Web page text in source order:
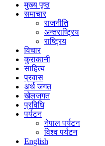
मुख्य पृष्ठ
समाचार
राजनीति
अन्तराष्ट्रिय
राष्ट्रिय
विचार
कुराकानी
साहित्य
प्रवास
अर्थ जगत
खेलजगत
प्रविधि
पर्यटन
नेपाल पर्यटन
विश्व पर्यटन
English